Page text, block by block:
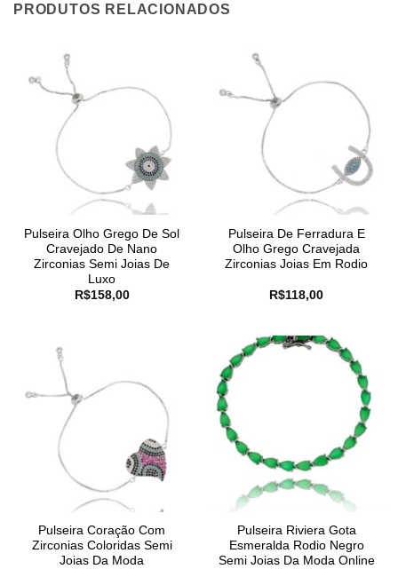
PRODUTOS RELACIONADOS
Pulseira Olho Grego De Sol
Cravejado De Nano
Zirconias Semi Joias De
Luxo
R$158,00
Pulseira De Ferradura E
Olho Grego Cravejada
Zirconias Joias Em Rodio
R$118,00
Pulseira Coração Com
Zirconias Coloridas Semi
Joias Da Moda
Pulseira Riviera Gota
Esmeralda Rodio Negro
Semi Joias Da Moda Online